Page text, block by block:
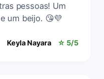
pessoas! Um
um beijo. 😘💜
Keyla Nayara ☆ 5/5